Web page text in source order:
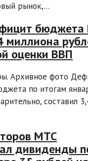
рынок,...
бюджета
миллиона
оценки ВВП
Архивное фото
по итогам
составил
МТС
дивиденды